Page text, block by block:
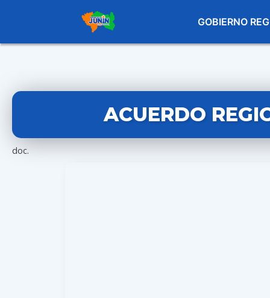
GOBIERNO
ACUERDO
doc.